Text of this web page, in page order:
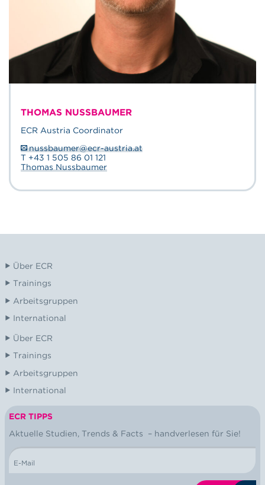
THOMAS NUSSBAUMER
ECR Austria Coordinator
nussbaumer@ecr-austria.at
T +43 1 505 86 01 121
Thomas Nussbaumer
Über ECR
Trainings
Arbeitsgruppen
International
Über ECR
Trainings
Arbeitsgruppen
International
NEWSLETTER
ECR TIPPS
Aktuelle Studien, Trends & Facts – handverlesen für Sie!
E-Mail